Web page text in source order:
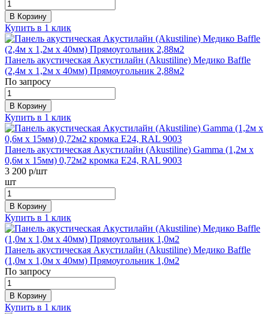
В Корзину
Купить в 1 клик
Панель акустическая Акустилайн (Akustiline) Медико Baffle
(2,4м x 1,2м х 40мм) Прямоугольник 2,88м2
По запросу
В Корзину
Купить в 1 клик
Панель акустическая Акустилайн (Akustiline) Gamma (1,2м х
0,6м х 15мм) 0,72м2 кромка E24, RAL 9003
3 200 р/шт
шт
В Корзину
Купить в 1 клик
Панель акустическая Акустилайн (Akustiline) Медико Baffle
(1,0м x 1,0м х 40мм) Прямоугольник 1,0м2
По запросу
В Корзину
Купить в 1 клик